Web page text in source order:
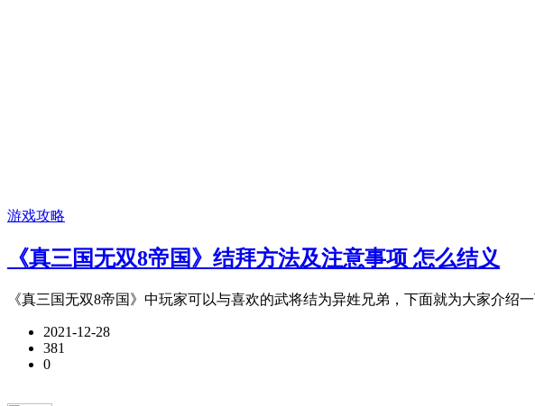
游戏攻略
《真三国无双8帝国》结拜方法及注意事项 怎么结义
《真三国无双8帝国》中玩家可以与喜欢的武将结为异姓兄弟，下面就为大家介
2021-12-28
381
0